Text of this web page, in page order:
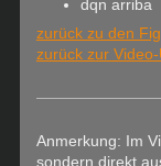
dqn arriba
zurück zu den
zurück zur
Anmerkung: Im
sondern direkt